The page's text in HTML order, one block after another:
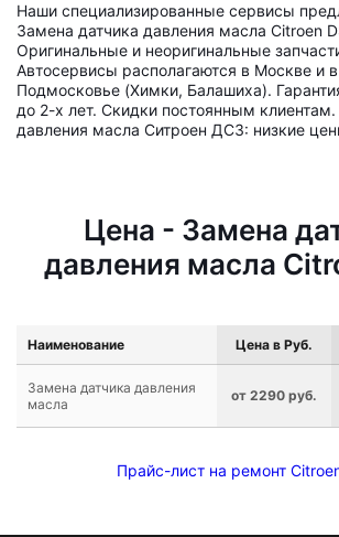
Наши специализированные сервисы
Замена датчика давления масла Citroen
Оригинальные и неоригинальные
Автосервисы располагаются в Москве и
Подмосковье (Химки, Балашиха).
до 2-х лет. Скидки постоянным
давления масла Ситроен ДС3: низкие
Цена - Замена
давления масла
Наименование Цена в Руб.
Замена датчика давления
масла
от 2290 руб.
Прайс-лист на ремонт